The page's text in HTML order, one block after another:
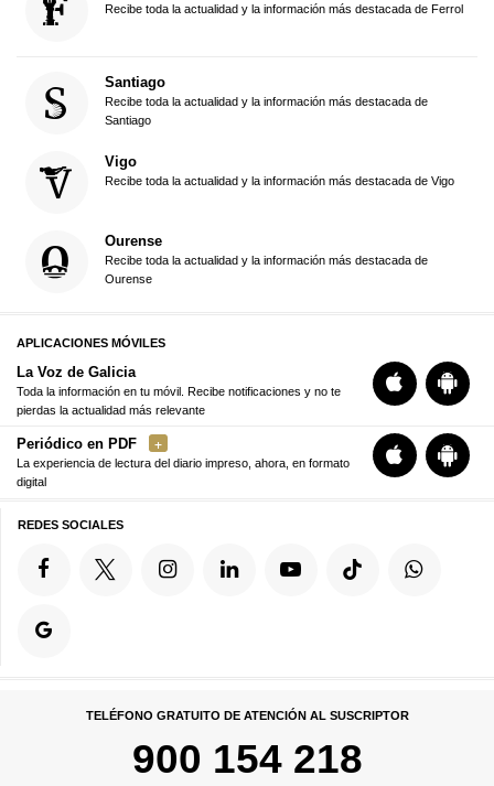
Recibe toda la actualidad y la información más destacada de Ferrol
Santiago
Recibe toda la actualidad y la información más destacada de
Santiago
Vigo
Recibe toda la actualidad y la información más destacada de Vigo
Ourense
Recibe toda la actualidad y la información más destacada de
Ourense
APLICACIONES MÓVILES
La Voz de Galicia
Toda la información en tu móvil. Recibe notificaciones y no te
pierdas la actualidad más relevante
Periódico en PDF
La experiencia de lectura del diario impreso, ahora, en formato
digital
REDES SOCIALES
TELÉFONO GRATUITO DE ATENCIÓN AL SUSCRIPTOR
900 154 218